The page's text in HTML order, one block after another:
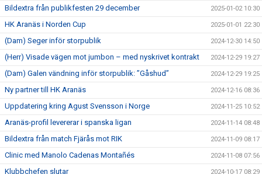
Bildextra från publikfesten 29 december 2025-01-02 10:30
HK Aranäs i Norden Cup 2025-01-01 22:30
(Dam) Seger inför storpublik 2024-12-30 14:50
(Herr) Visade vägen mot jumbon – med nyskrivet kontrakt 2024-12-29 19:27
(Dam) Galen vändning inför storpublik: ”Gåshud” 2024-12-29 19:25
Ny partner till HK Aranäs 2024-12-16 08:36
Uppdatering kring Agust Svensson i Norge 2024-11-25 10:52
Aranäs-profil levererar i spanska ligan 2024-11-14 08:48
Bildextra från match Fjärås mot RIK 2024-11-09 08:17
Clinic med Manolo Cadenas Montañés 2024-11-08 07:56
Klubbchefen slutar 2024-10-17 08:29